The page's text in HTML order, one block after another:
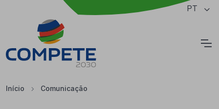
Saltar para o conteúdo principal da página PT
Início Comunicação